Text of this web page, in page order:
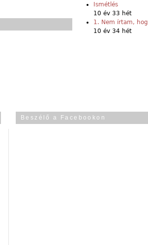
Ismétlés
10 év 33 hét
1. Nem írtam,
10 év 34 hét
Beszélő a Facebookon